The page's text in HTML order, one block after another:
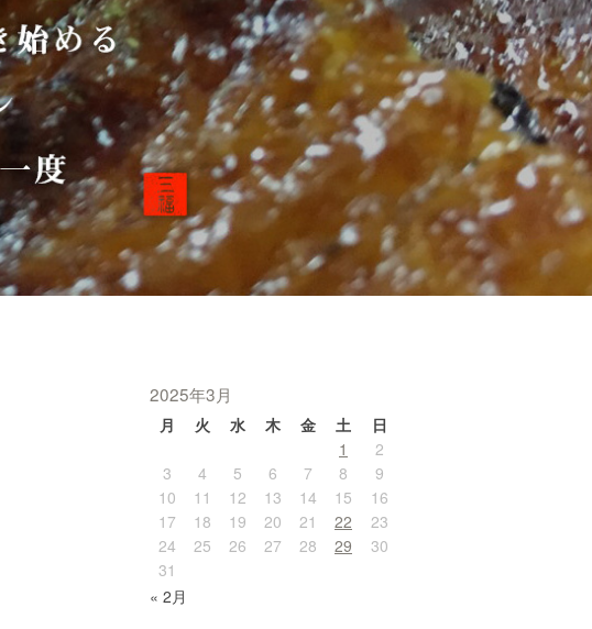
2025年3月
月 火 水 木 金 土
日
1
2
3
4 5 6 7 8
9
10
11 12 13 14 15
16
17
18 19 20 21 22
23
24
25 26 27 28 29
30
31
« 2月